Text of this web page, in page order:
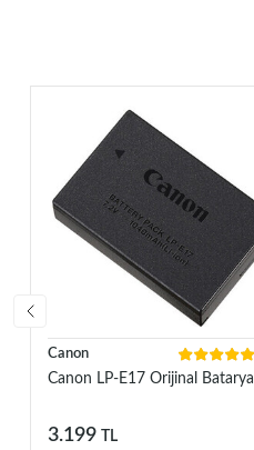
Canon
Canon LP-E17 Orijinal Batarya
3.199 TL